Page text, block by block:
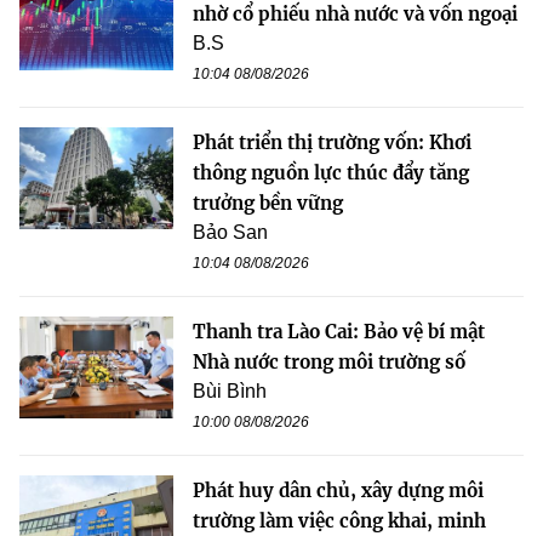
nhờ cổ phiếu nhà nước và vốn ngoại
B.S
10:04 08/08/2026
Phát triển thị trường vốn: Khơi
thông nguồn lực thúc đẩy tăng
trưởng bền vững
Bảo San
10:04 08/08/2026
Thanh tra Lào Cai: Bảo vệ bí mật
Nhà nước trong môi trường số
Bùi Bình
10:00 08/08/2026
Phát huy dân chủ, xây dựng môi
trường làm việc công khai, minh